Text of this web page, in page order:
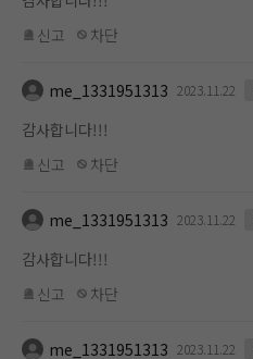
신고
차단
me_1331951313 2023.11.22
감사합니다!!!
신고
차단
me_1331951313 2023.11.22
감사합니다!!!
신고
차단
me_1331951313 2023.11.22